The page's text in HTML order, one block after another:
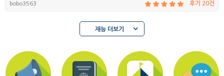
bobo3563 후기 20건
재능 더보기